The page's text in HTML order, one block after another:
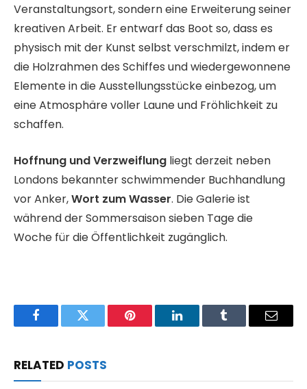
Veranstaltungsort, sondern eine Erweiterung seiner
kreativen Arbeit. Er entwarf das Boot so, dass es
physisch mit der Kunst selbst verschmilzt, indem er
die Holzrahmen des Schiffes und wiedergewonnene
Elemente in die Ausstellungsstücke einbezog, um
eine Atmosphäre voller Laune und Fröhlichkeit zu
schaffen.
Hoffnung und Verzweiflung liegt derzeit neben
Londons bekannter schwimmender Buchhandlung
vor Anker,Wort zum Wasser. Die Galerie ist
während der Sommersaison sieben Tage die
Woche für die Öffentlichkeit zugänglich.
FacebookTwitter Pinterest LinkedInTumblr Email
RELATED POSTS